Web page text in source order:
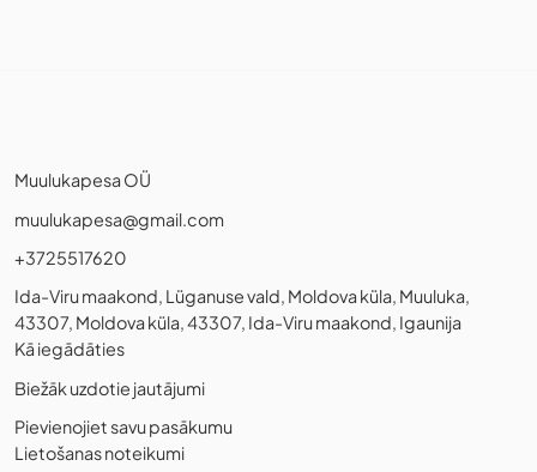
Muulukapesa OÜ
muulukapesa@gmail.com
+3725517620
Ida-Viru maakond, Lüganuse vald, Moldova küla, Muuluka,
43307, Moldova küla, 43307, Ida-Viru maakond, Igaunija
Kā iegādāties
Biežāk uzdotie jautājumi
Pievienojiet savu pasākumu
Lietošanas noteikumi